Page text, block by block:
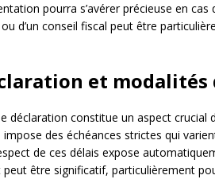
pourra s’avérer précieuse en cas
d’un conseil fiscal peut être
et
déclaration constitue un aspect crucial
impose des échéances strictes qui
de ces délais expose
être significatif, particulièrement